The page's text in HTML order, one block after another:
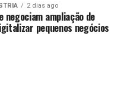
2 dias ago
negociam ampliação de
pequenos negócios